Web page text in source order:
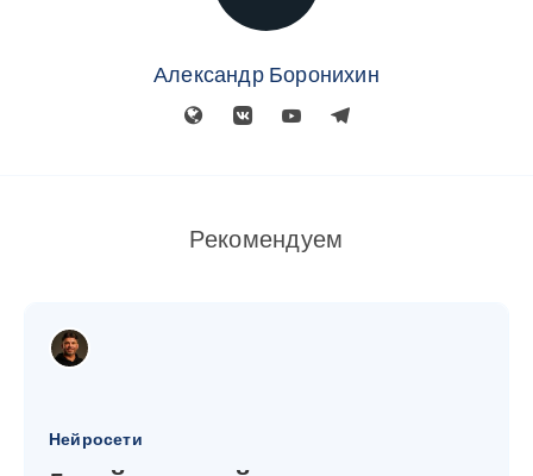
Александр Боронихин
Рекомендуем
Нейросети